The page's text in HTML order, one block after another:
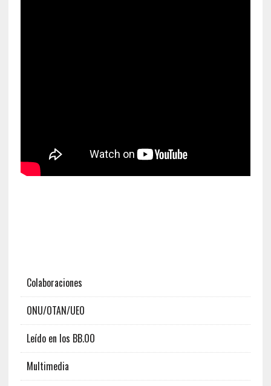
Colaboraciones
ONU/OTAN/UEO
Leído en los BB.OO
Multimedia